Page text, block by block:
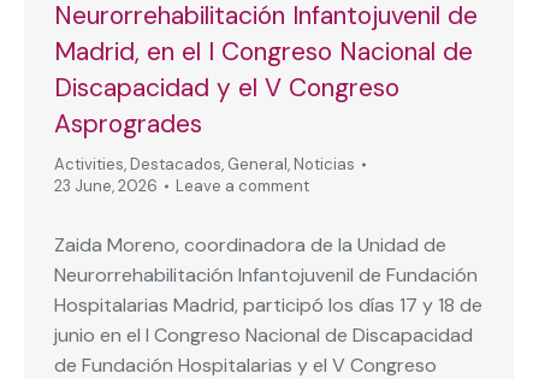
Neurorrehabilitación Infantojuvenil de
Madrid, en el I Congreso Nacional de
Discapacidad y el V Congreso
Asprogrades
Activities, Destacados, General, Noticias
23 June, 2026
Leave a comment
Zaida Moreno, coordinadora de la Unidad de
Neurorrehabilitación Infantojuvenil de Fundación
Hospitalarias Madrid, participó los días 17 y 18 de
junio en el I Congreso Nacional de Discapacidad
de Fundación Hospitalarias y el V Congreso